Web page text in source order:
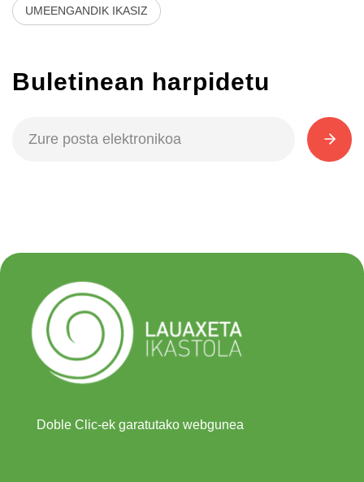
UMEENGANDIK IKASIZ
Buletinean harpidetu
Doble Clic-ek garatutako webgunea